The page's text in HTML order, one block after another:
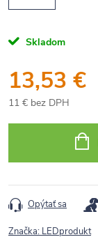
Skladom
13,53 €
11 € bez DPH
cena:
Opýtať sa
Značka: LEDprodukt